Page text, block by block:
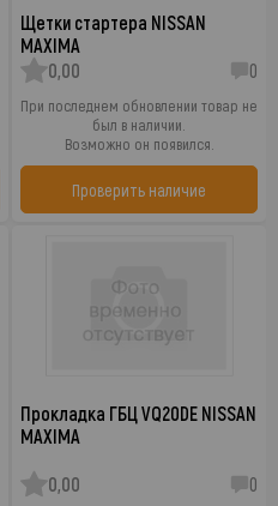
Щетки стартера NISSAN
MAXIMA
0,00
0
При последнем обновлении товар не
был в наличии.
Возможно он появился.
Проверить наличие
Прокладка ГБЦ VQ20DE NISSAN
MAXIMA
0,00 0